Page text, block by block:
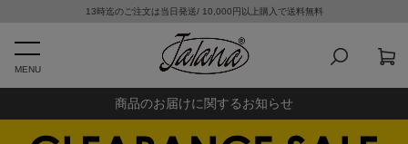
13時迄のご注文は当日発送/ 10,000円以上購入で送料無料
MENU
商品のお届けに関するお知らせ